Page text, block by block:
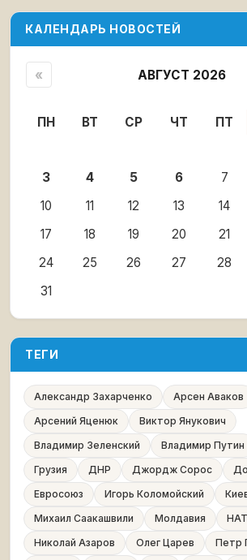
КАЛЕНДАРЬ НОВОСТЕЙ
« АВГУСТ 2026
ПН ВТ СР ЧТ ПТ
3
4 5 6 7
10
11 12 13 14
17
18 19 20 21
24
25 26 27 28
31
ТЕГИ
Александр Захарченко
Арсен Аваков
Арсений Яценюк
Виктор Янукович
Владимир Зеленский
Владимир Путин
Грузия
ДНР Джордж Сорос
Евросоюз
Игорь Коломойский
Михаил Саакашвили
Молдавия
Николай Азаров
Олег Царев
Петр